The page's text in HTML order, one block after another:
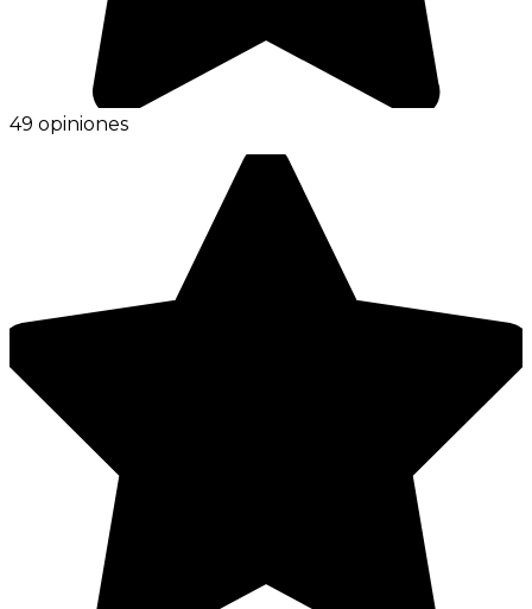
49 opiniones